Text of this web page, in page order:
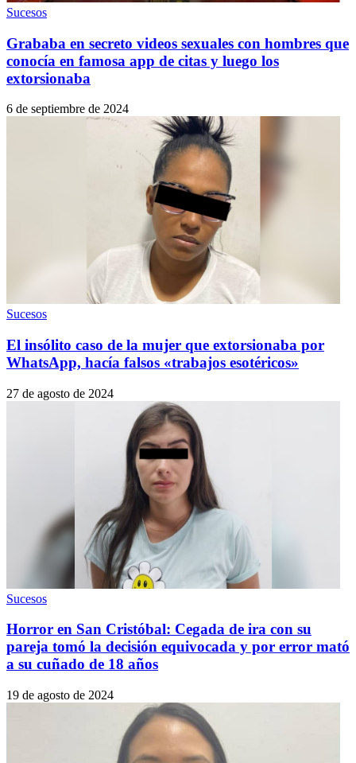
Sucesos
Grababa en secreto videos sexuales con hombres que
conocía en famosa app de citas y luego los
extorsionaba
6 de septiembre de 2024
Sucesos
El insólito caso de la mujer que extorsionaba por
WhatsApp, hacía falsos «trabajos esotéricos»
27 de agosto de 2024
Sucesos
Horror en San Cristóbal: Cegada de ira con su
pareja tomó la decisión equivocada y por error mató
a su cuñado de 18 años
19 de agosto de 2024